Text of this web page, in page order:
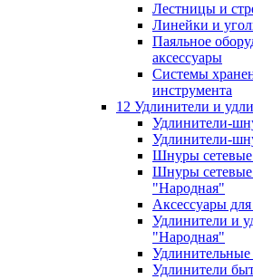
Лестницы и
Линейки и
Паяльное
аксессуары
Системы
инструмента
12 Удлинители и
Удлинители-
Удлинители-
Шнуры сетевые
Шнуры сетевые
"Народная"
Аксессуары
Удлинители и
"Народная"
Удлинители